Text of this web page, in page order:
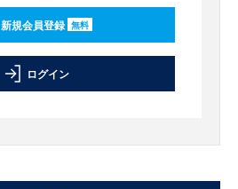
新規会員登録 無料
ログイン